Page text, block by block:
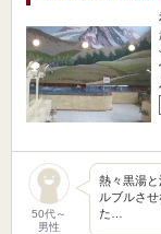
50代～
男性
熱々黒湯
ルブルさ
た…